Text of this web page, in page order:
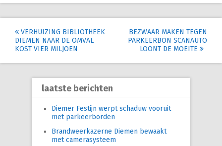
Post
navigation
VERHUIZING BIBLIOTHEEK
DIEMEN NAAR DE OMVAL
KOST VIER MILJOEN
BEZWAAR MAKEN TEGEN
PARKEERBON SCANAUTO
LOONT DE MOEITE
laatste berichten
Diemer Festijn werpt schaduw vooruit
met parkeerborden
Brandweerkazerne Diemen bewaakt
met camerasysteem